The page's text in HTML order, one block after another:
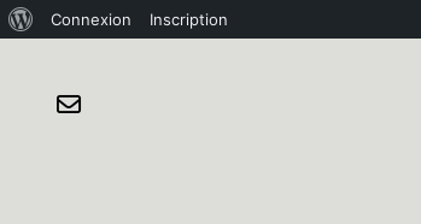
Connexion Inscription